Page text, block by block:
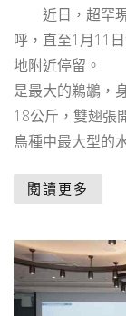
近日，超罕現
呼，直至1月11
地附近停留。
是最大的鵜鶘，
18公斤，雙翅張
鳥種中最大型的
閱讀更多